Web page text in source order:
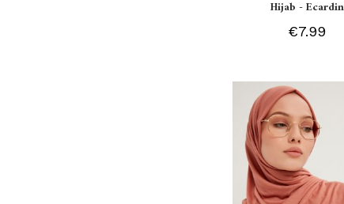
Hijab - Ecardin
€7.99